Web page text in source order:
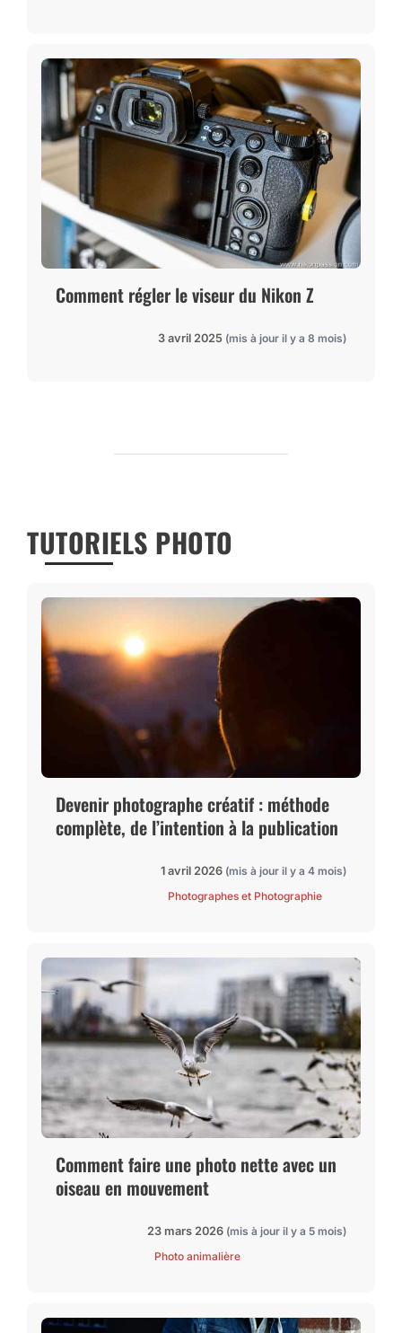
Comment régler le viseur du Nikon Z
3 avril 2025 (mis à jour il y a 8 mois)
TUTORIELS PHOTO
Devenir photographe créatif : méthode
complète, de l’intention à la publication
1 avril 2026 (mis à jour il y a 4 mois)
Photographes et Photographie
Comment faire une photo nette avec un
oiseau en mouvement
23 mars 2026 (mis à jour il y a 5 mois)
Photo animalière